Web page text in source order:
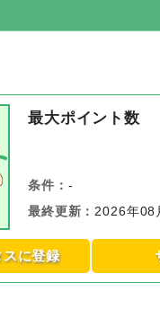
最大ポイント数
条件： -
最終更新 ： 2026年08
に登録